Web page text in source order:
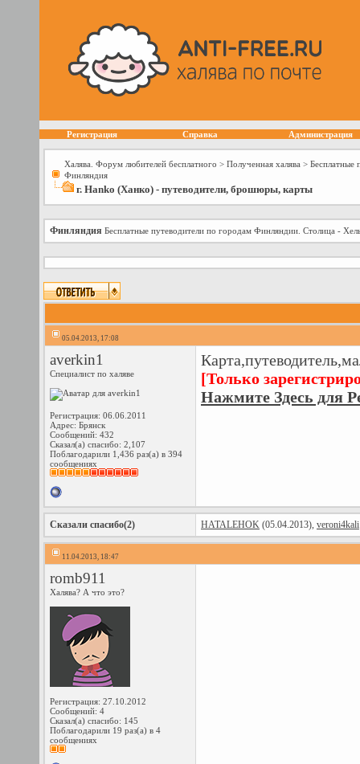
Регистрация Справка Администрация
Халява. Форум любителей бесплатного > Полученная халява > Бесплатные
Финляндия
г. Hanko (Ханко) - путеводители, брошюры, карты
Финляндия Бесплатные путеводители по городам Финляндии. Столица -
05.04.2013, 17:08
averkin1
Специалист по халяве
Регистрация: 06.06.2011
Адрес: Брянск
Сообщений: 432
Сказал(а) спасибо: 2,107
Поблагодарили 1,436 раз(а) в 394
сообщениях
[Только
Нажмите Здесь для
Сказали спасибо(2) HATALEHOK (05.04.2013), veroni4kali
11.04.2013, 18:47
romb911
Халява? А что это?
Регистрация: 27.10.2012
Сообщений: 4
Сказал(а) спасибо: 145
Поблагодарили 19 раз(а) в 4
сообщениях